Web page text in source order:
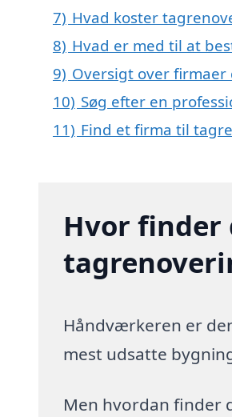
7) Hvad koster
8) Hvad er med til at
9) Oversigt over
10) Søg efter en
11) Find et firma til
Hvor
Håndværkeren er
mest udsatte
Men hvordan finder